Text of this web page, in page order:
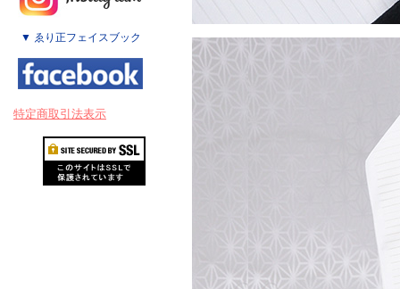
▼ ゑり正フェイスブック
特定商取引法表示